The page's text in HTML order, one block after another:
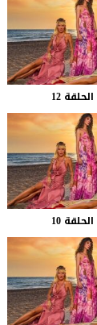
الحلقة 12
الحلقة 10